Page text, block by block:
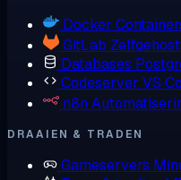
Docker
GitLab
Databases
Codeserver VS
n8n
DRAAIEN & TRADEN
Gameservers